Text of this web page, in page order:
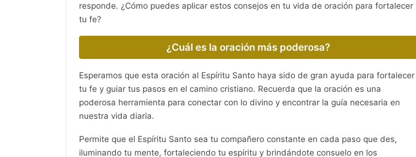
responde. ¿Cómo puedes aplicar estos consejos en tu vida de oración para fortalecer
tu fe?
¿Cuál es la oración más poderosa?
Esperamos que esta oración al Espíritu Santo haya sido de gran ayuda para fortalecer
tu fe y guiar tus pasos en el camino cristiano. Recuerda que la oración es una
poderosa herramienta para conectar con lo divino y encontrar la guía necesaria en
nuestra vida diaria.
Permite que el Espíritu Santo sea tu compañero constante en cada paso que des,
iluminando tu mente, fortaleciendo tu espíritu y brindándote consuelo en los